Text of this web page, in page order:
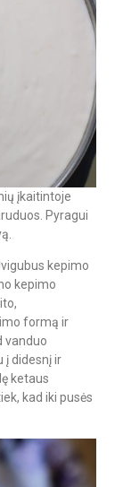
įkaitintoje
Pyragui
kepimo
kepimo
formą ir
vanduo
į didesnį ir
ketaus
kad iki pusės